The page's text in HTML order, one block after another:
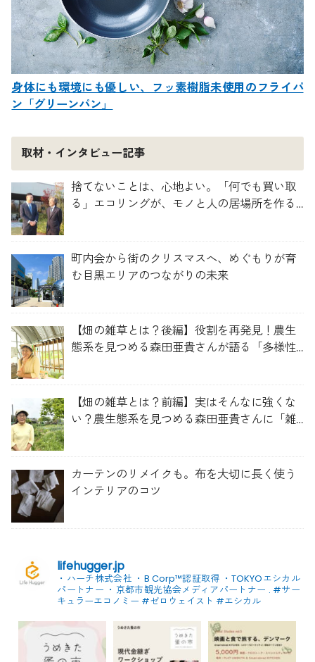
身体にも環境にも優しい、フッ素樹脂未使用のフライパ
ン「グリーンパン」
取材・インタビュー記事
捨てないことは、心地よい。「何でも買い取
る」エコリングが、モノと人の居場所を作る
町内会から街のクリスマスへ、めぐもりが育
む目黒エリアのつながりの未来
【畑の雑草とは？後編】役割を再発見！農生
態系を見つめる森田亜貴さんが語る「多様性
【畑の雑草とは？前編】実はそんなに強くな
い？農生態系を見つめる森田亜貴さんに「雑
カーテンのリメイクも。布を大切に長く使う
インテリアのコツ
lifehugger.jp
・ハーチ株式会社 ・B Corp™認証取得 ・TOKYOエシカル
パートナー ・京都市観光協会メディアパートナー . #サー
キュラーエコノミー #ゼロウェイスト #エシカル